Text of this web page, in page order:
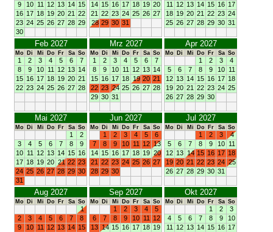
9
10 11 12 13 14 15
16 17 18 19 20 21 22
23 24 25 26 27 28 29
30
14 15 16 17 18 19 20
21 22 23 24 25 26 27
28 29 30 31
11
12 13 14 15 16 17
18 19 20 21 22 23 24
25 26 27 28 29 30 31
Feb 2027
Mo Di Mi Do Fr Sa So
1 2 3 4 5 6
7
8
9 10 11 12 13 14
15 16 17 18 19 20 21
22 23 24 25 26 27 28
Mrz 2027
Mo Di Mi Do Fr Sa So
1 2 3 4 5 6
7
8
9 10 11 12 13 14
15 16 17 18 19 20 21
22 23 24 25 26 27 28
29 30 31
Apr 2027
Mo Di Mi Do Fr Sa So
1 2 3
4
5
6 7 8 9 10 11
12 13 14 15 16 17 18
19 20 21 22 23 24 25
26 27 28 29 30
Mai 2027
Mo Di Mi Do Fr Sa So
1
2
3
4 5 6 7 8
9
10 11 12 13 14 15 16
17 18 19 20 21 22 23
24 25 26 27 28 29 30
31
Jun 2027
Mo Di Mi Do Fr Sa So
1 2 3 4 5
6
7
8 9 10 11 12 13
14 15 16 17 18 19 20
21 22 23 24 25 26 27
28 29 30
Jul 2027
Mo Di Mi Do Fr Sa So
1 2 3
4
5
6 7 8 9 10 11
12 13 14 15 16 17 18
19 20 21 22 23 24 25
26 27 28 29 30 31
Aug 2027
Mo Di Mi Do Fr Sa So
1
2
3 4 5 6 7
8
9
10 11 12 13 14 15
Sep 2027
Mo Di Mi Do Fr Sa So
1 2 3 4
5
6
7 8 9 10 11
12
13 14 15 16 17 18 19
Okt 2027
Mo Di Mi Do Fr Sa So
1 2
3
4
5 6 7 8 9
10
11
12 13 14 15 16 17